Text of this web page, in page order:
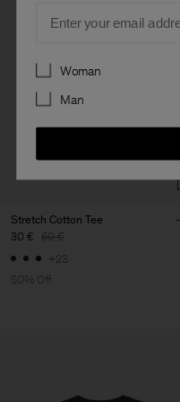
Stretch Cotton Tee
30 € 60 €
+23
50% Off
Preferences
Woman
Man